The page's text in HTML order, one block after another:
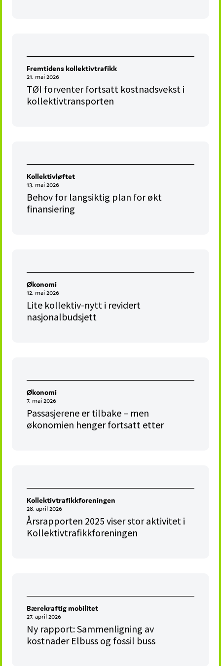
Fremtidens kollektivtrafikk
21. mai 2026
TØI forventer fortsatt kostnadsvekst i
kollektivtransporten
Kollektivløftet
13. mai 2026
Behov for langsiktig plan for økt
finansiering
Økonomi
12. mai 2026
Lite kollektiv-nytt i revidert
nasjonalbudsjett
Økonomi
7. mai 2026
Passasjerene er tilbake – men
økonomien henger fortsatt etter
Kollektivtrafikkforeningen
28. april 2026
Årsrapporten 2025 viser stor aktivitet i
Kollektivtrafikkforeningen
Bærekraftig mobilitet
27. april 2026
Ny rapport: Sammenligning av
kostnader Elbuss og fossil buss